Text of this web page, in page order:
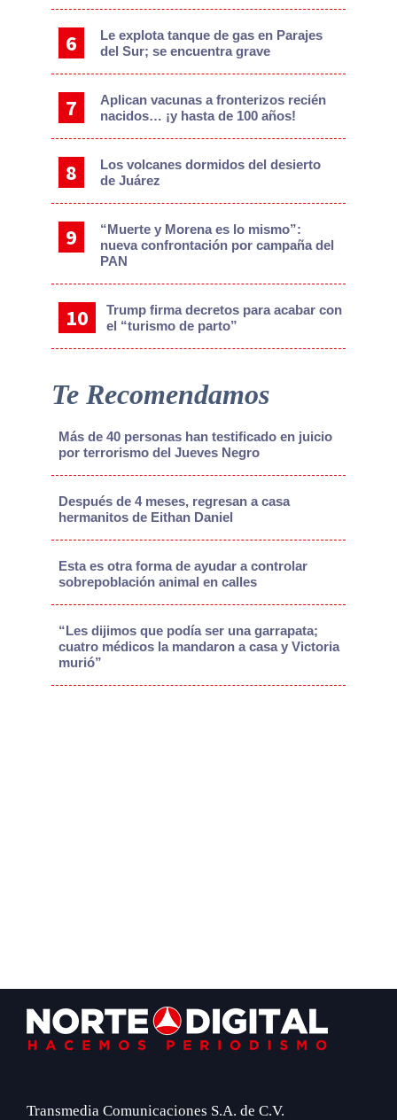
Le explota tanque de gas en Parajes
del Sur; se encuentra grave
Aplican vacunas a fronterizos recién
nacidos… ¡y hasta de 100 años!
Los volcanes dormidos del desierto
de Juárez
“Muerte y Morena es lo mismo”:
nueva confrontación por campaña del
PAN
Trump firma decretos para acabar con
el “turismo de parto”
Te Recomendamos
Más de 40 personas han testificado en juicio
por terrorismo del Jueves Negro
Después de 4 meses, regresan a casa
hermanitos de Eithan Daniel
Esta es otra forma de ayudar a controlar
sobrepoblación animal en calles
“Les dijimos que podía ser una garrapata;
cuatro médicos la mandaron a casa y Victoria
murió”
Footer
Transmedia Comunicaciones S.A. de C.V.